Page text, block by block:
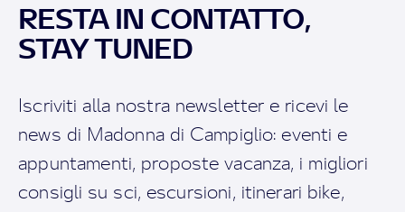
RESTA IN CONTATTO,
STAY TUNED
Iscriviti alla nostra newsletter e ricevi le
news di Madonna di Campiglio: eventi e
appuntamenti, proposte vacanza, i migliori
consigli su sci, escursioni, itinerari bike,